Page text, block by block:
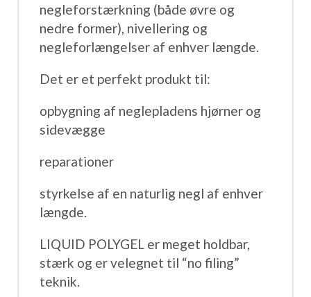
negleforstærkning (både øvre og
nedre former), nivellering og
negleforlængelser af enhver længde.
Det er et perfekt produkt til:
opbygning af neglepladens hjørner og
sidevægge
reparationer
styrkelse af en naturlig negl af enhver
længde.
LIQUID POLYGEL er meget holdbar,
stærk og er velegnet til “no filing”
teknik.